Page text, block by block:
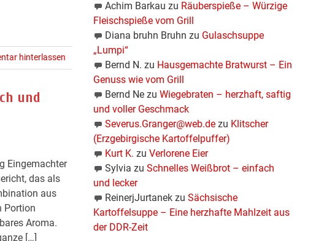
hinterlassen
und
Eingemachter
das als
aus
Portion
Aroma.
[…]
Achim Barkau zu Räuberspieße – Würzige
Fleischspieße vom Grill
Diana bruhn Bruhn zu Gulaschsuppe
„Lumpi“
Bernd N. zu Hausgemachte Bratwurst – Ein
Genuss wie vom Grill
Bernd Nezu Wiegebraten – herzhaft, saftig
und voller Geschmack
Severus.Granger@web.dezu Klitscher
(Erzgebirgische Kartoffelpuffer)
Kurt K. zu Verlorene Eier
Sylvia zu Schnelles Weißbrot – einfach
und lecker
ReinerjJurtanekzu Sächsische
Kartoffelsuppe – Eine herzhafte Mahlzeit aus
der DDR-Zeit